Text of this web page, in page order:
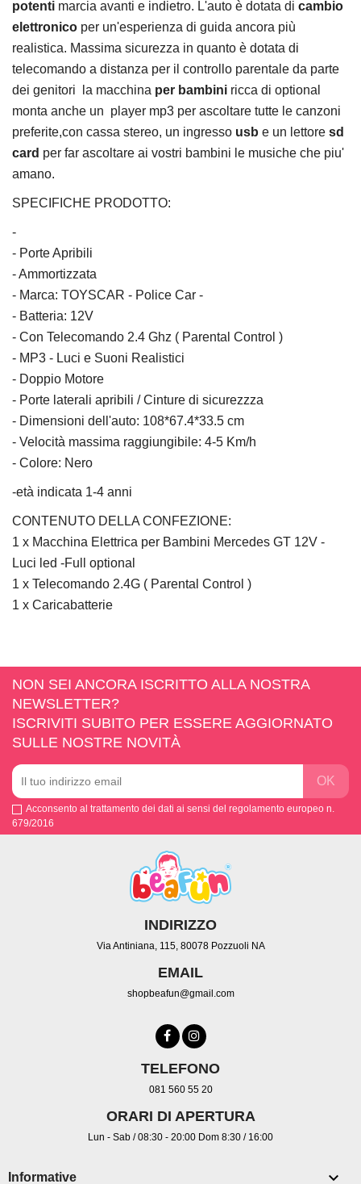
potenti marcia avanti e indietro. L'auto è dotata di cambio
elettronico per un'esperienza di guida ancora più
realistica. Massima sicurezza in quanto è dotata di
telecomando a distanza per il controllo parentale da parte
dei genitori la macchina per bambini ricca di optional
monta anche un player mp3 per ascoltare tutte le canzoni
preferite,con cassa stereo, un ingresso usb e un lettore sd
card per far ascoltare ai vostri bambini le musiche che piu'
amano.
SPECIFICHE PRODOTTO:
-
- Porte Apribili
- Ammortizzata
- Marca: TOYSCAR - Police Car -
- Batteria: 12V
- Con Telecomando 2.4 Ghz ( Parental Control )
- MP3 - Luci e Suoni Realistici
- Doppio Motore
- Porte laterali apribili / Cinture di sicurezzza
- Dimensioni dell'auto: 108*67.4*33.5 cm
- Velocità massima raggiungibile: 4-5 Km/h
- Colore: Nero
-età indicata 1-4 anni
CONTENUTO DELLA CONFEZIONE:
1 x Macchina Elettrica per Bambini Mercedes GT 12V -
Luci led -Full optional
1 x Telecomando 2.4G ( Parental Control )
1 x Caricabatterie
NON SEI ANCORA ISCRITTO ALLA NOSTRA
NEWSLETTER?
ISCRIVITI SUBITO PER ESSERE AGGIORNATO
SULLE NOSTRE NOVITÀ
Acconsento al trattamento dei dati ai sensi del regolamento europeo n.
679/2016
INDIRIZZO
Via Antiniana, 115, 80078 Pozzuoli NA
EMAIL
shopbeafun@gmail.com
TELEFONO
081 560 55 20
ORARI DI APERTURA
Lun - Sab / 08:30 - 20:00 Dom 8:30 / 16:00
Informative 